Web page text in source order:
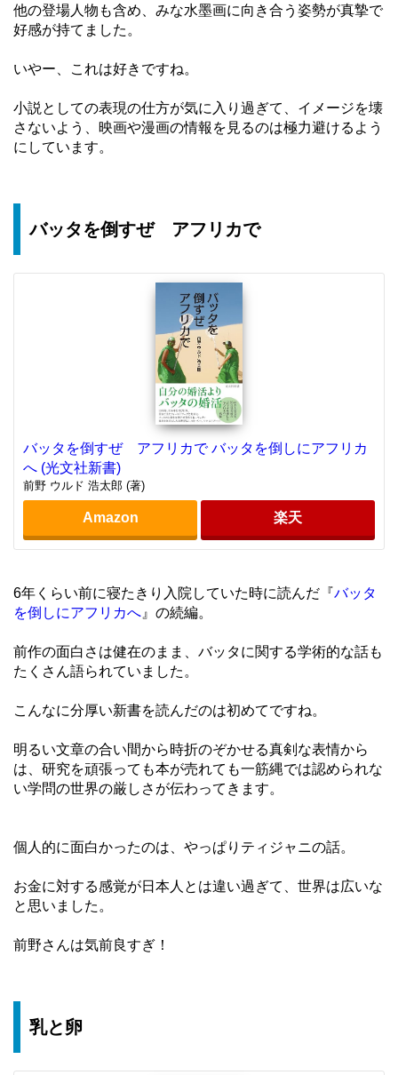
他の登場人物も含め、みな水墨画に向き合う姿勢が真摯で
好感が持てました。
いやー、これは好きですね。
小説としての表現の仕方が気に入り過ぎて、イメージを壊
さないよう、映画や漫画の情報を見るのは極力避けるよう
にしています。
バッタを倒すぜ アフリカで
バッタを倒すぜ アフリカで バッタを倒しにアフリカ
へ (光文社新書)
前野 ウルド 浩太郎 (著)
Amazon 楽天
6年くらい前に寝たきり入院していた時に読んだ『バッタ
を倒しにアフリカへ 』の続編。
前作の面白さは健在のまま、バッタに関する学術的な話も
たくさん語られていました。
こんなに分厚い新書を読んだのは初めてですね。
明るい文章の合い間から時折のぞかせる真剣な表情から
は、研究を頑張っても本が売れても一筋縄では認められな
い学問の世界の厳しさが伝わってきます。
個人的に面白かったのは、やっぱりティジャニの話。
お金に対する感覚が日本人とは違い過ぎて、世界は広いな
と思いました。
前野さんは気前良すぎ！
乳と卵